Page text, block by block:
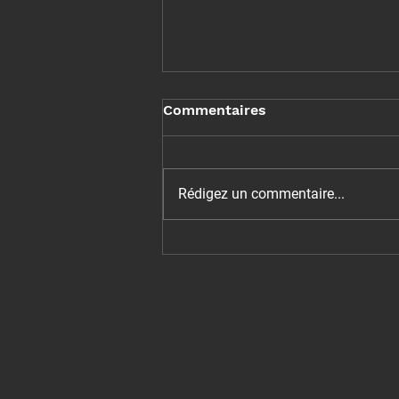
Commentaires
Rédigez un commentaire...